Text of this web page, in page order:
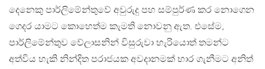
දෙනෙකු පාර්ලිමේන්තුවේ අවුරුදු පහ සම්පුර්ණ කර නොගෙන
ගෙදර යාමට කොහෙත්ම කැමති නොවනු ඇත. එසේම,
පාර්ලිමේන්තුව වේලාසනින් විසුරුවා හැරියොත් තමන්ට
අත්විය හැකි නින්දිත පරාජයක අවදානමක් භාර ගැනීමට අනිත්